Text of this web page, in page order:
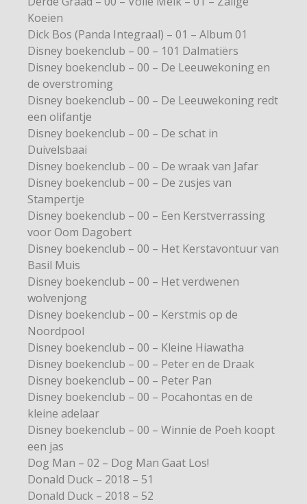
Koeien
Dick Bos (Panda Integraal) – 01 – Album 01
Disney boekenclub – 00 – 101 Dalmatiërs
Disney boekenclub – 00 – De Leeuwekoning en
de overstroming
Disney boekenclub – 00 – De Leeuwekoning redt
een olifantje
Disney boekenclub – 00 – De schat in
Duivelsbaai
Disney boekenclub – 00 – De wraak van Jafar
Disney boekenclub – 00 – De zusjes van
Stampertje
Disney boekenclub – 00 – Een Kerstverrassing
voor Oom Dagobert
Disney boekenclub – 00 – Het Kerstavontuur van
Basil Muis
Disney boekenclub – 00 – Het verdwenen
wolvenjong
Disney boekenclub – 00 – Kerstmis op de
Noordpool
Disney boekenclub – 00 – Kleine Hiawatha
Disney boekenclub – 00 – Peter en de Draak
Disney boekenclub – 00 – Peter Pan
Disney boekenclub – 00 – Pocahontas en de
kleine adelaar
Disney boekenclub – 00 – Winnie de Poeh koopt
een jas
Dog Man – 02 – Dog Man Gaat Los!
Donald Duck – 2018 – 51
Donald Duck – 2018 – 52